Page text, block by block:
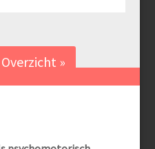
»